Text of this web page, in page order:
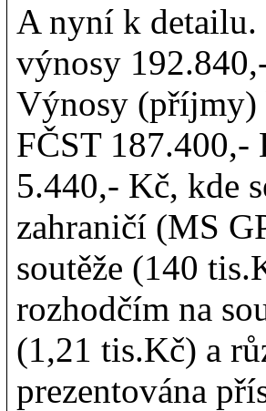
A nyní k detailu.
výnosy
Výnosy (příjmy)
FČST 187.400,-
5.440,- Kč, kde
zahraničí (MS
soutěže (140
rozhodčím na
(1,21 tis.Kč) a
prezentována